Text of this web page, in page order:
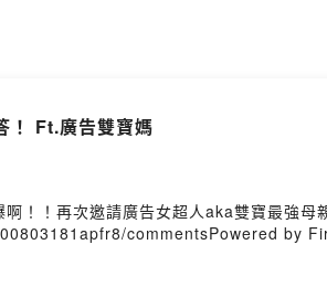
！ Ft.廣告雙寶媽
！！再次邀請廣告女超人aka雙寶最強
commentsPowered by